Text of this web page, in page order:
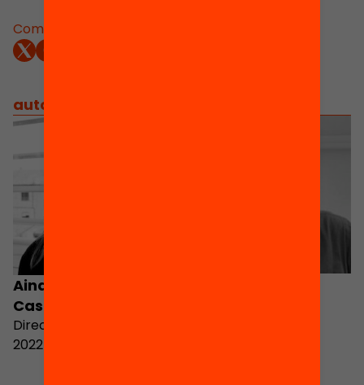
Comparteix:
autors
Aina Tarabini-
Castellani
Directora de l'Anuari
2022